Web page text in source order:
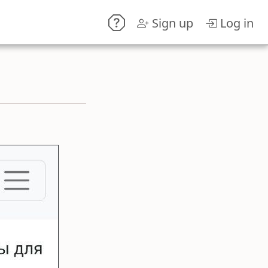
Sign up Log in